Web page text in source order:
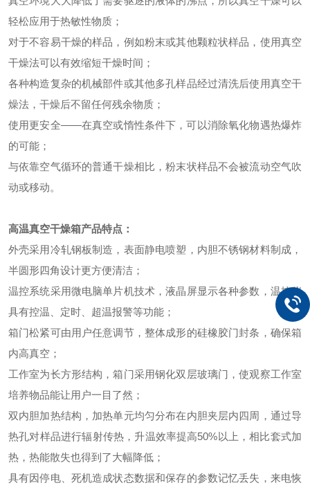
轻松应用于热敏性物质；
对于不容易干燥的样品，例如粉末或其他颗粒状样品，使用真空
干燥法可以有效缩短干燥时间；
各种构造复杂的机械部件或其他多孔样品经过清洗后使用真空干
燥法，干燥后不留任何残余物质；
使用更安全——在真空或惰性条件下，可以消除氧化物遇热爆炸
的可能；
与依靠空气循环的普通干燥相比，粉末状样品不会被流动空气吹
动或移动。
高温真空干燥箱产品特点：
外壳采用冷轧钢板制造，表面静电喷塑，内胆不锈钢材料制成，
半圆形四角设计更方便清洁；
温控系统采用微电脑单片机技术，液晶屏显示各种参数，温控仪
具有控温、定时、超温报警等功能；
箱门松紧可由用户任意调节，整体成形的硅橡胶门封条，确保箱
内高真空；
工作室为长方形结构，箱门采用钢化双层玻璃门，使观察工作室
培养物品能让用户一目了然；
双内胆加热结构，加热单元均匀分布在内胆夹层内四周，通过导
热孔对样品进行辐射传热，升温效率提高50%以上，相比套式加
热，热能散失也得到了大幅降低；
具有因停电、死机造成状态数据和保存的参数记忆丢失，来电恢